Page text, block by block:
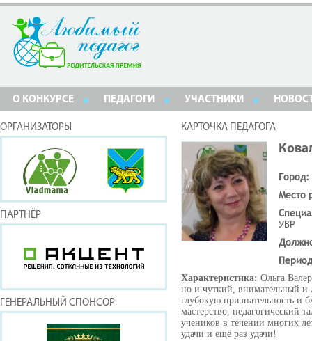
О КОНКУРСЕ ПЕДАГОГИ УЧАСТНИКИ
ОРГАНИЗАТОРЫ
ПАРТНЁР
ГЕНЕРАЛЬНЫЙ СПОНСОР
КАРТОЧКА ПЕДАГОГА
Город:
Место
УВР
Характеристика: Ольга
но и чуткий, внимательный
глубокую признательность и
мастерство, педагогический
учеников в течении многих
удачи и ещё раз удачи!